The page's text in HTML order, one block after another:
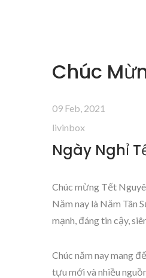
Chúc
09 Feb, 2021
livinbox
Ngày Nghỉ
Chúc mừng Tết
Năm nay là Năm Tân
mạnh, đáng tin cậy,
Chúc năm nay mang
tựu mới và nhiều